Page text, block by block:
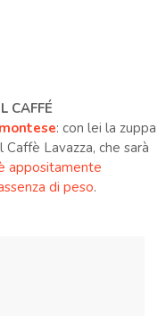
CAFFÉ
: con lei la zuppa
Lavazza, che sarà
appositamente
di peso.